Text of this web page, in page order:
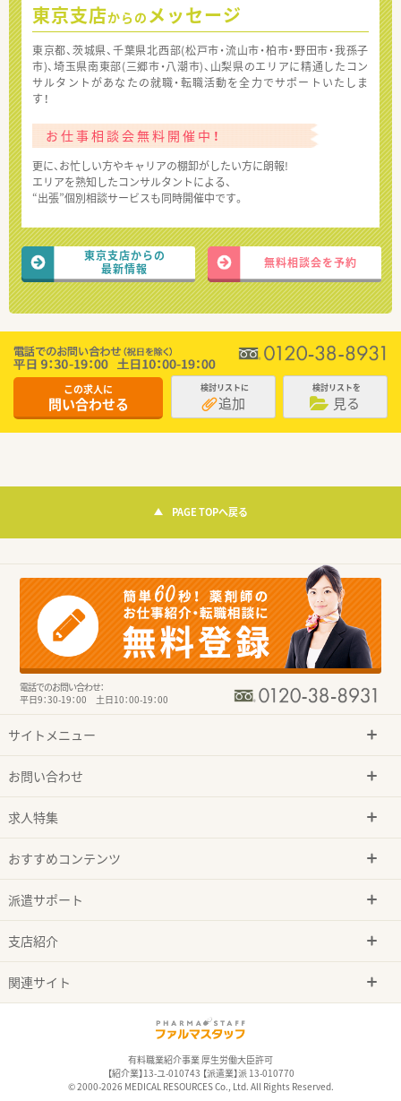
東京支店からの メッセージ
東京都、茨城県、千葉県北西部(松戸市・流山市・柏市・野田市・我孫子
市)、埼玉県南東部(三郷市・八潮市)、山梨県のエリアに精通したコン
サルタントがあなたの就職・転職活動を全力でサポートいたしま
す！
お仕事相談会無料開催中！
更に、お忙しい方やキャリアの棚卸がしたい方に朗報!
エリアを熟知したコンサルタントによる、
“出張”個別相談サービスも同時開催中です。
東京支店からの
最新情報
無料相談会を予約
この求人に
問い合わせる
検討リストに
追加
検討リストを
見る
PAGE TOPへ戻る
電話でのお問い合わせ：
平日9：30-19：00 土日10：00-19：00
サイトメニュー
お問い合わせ
求人特集
おすすめコンテンツ
派遣サポート
支店紹介
関連サイト
有料職業紹介事業 厚生労働大臣許可
【紹介業】13-ユ-010743 【派遣業】派 13-010770
© 2000-2026 MEDICAL RESOURCES Co., Ltd. All Rights Reserved.